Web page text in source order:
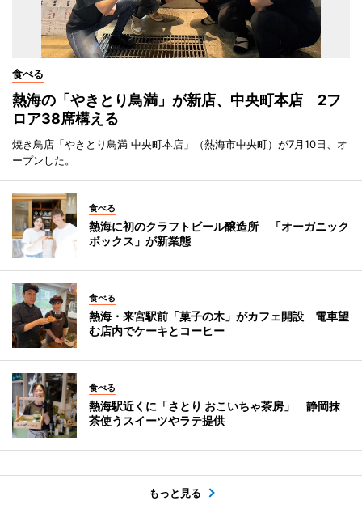
食べる
熱海の「やきとり鳥満」が新店、中央町本店 2フ
ロア38席構える
焼き鳥店「やきとり鳥満 中央町本店」（熱海市中央町）が7月10日、オ
ープンした。
食べる
熱海に初のクラフトビール醸造所 「オーガニック
ボックス」が新業態
食べる
熱海・来宮駅前「菓子の木」がカフェ開設 電車望
む店内でケーキとコーヒー
食べる
熱海駅近くに「さとり おこいちゃ茶房」 静岡抹
茶使うスイーツやラテ提供
もっと見る